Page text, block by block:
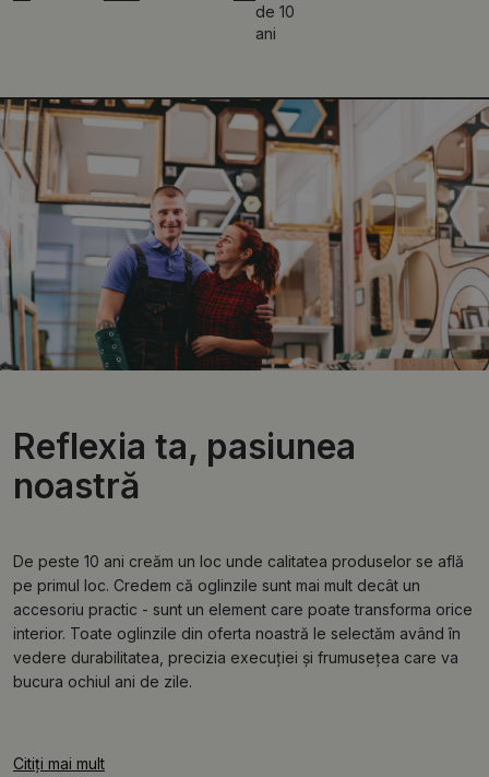
de 10
Reflexia ta, pasiunea
noastră
De peste 10 ani creăm un loc unde calitatea produselor se află
pe primul loc. Credem că oglinzile sunt mai mult decât un
accesoriu practic - sunt un element care poate transforma orice
interior. Toate oglinzile din oferta noastră le selectăm având în
vedere durabilitatea, precizia execuției și frumusețea care va
bucura ochiul ani de zile.
Citiți mai mult